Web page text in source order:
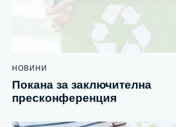
НОВИНИ
Покана за заключителна
пресконференция